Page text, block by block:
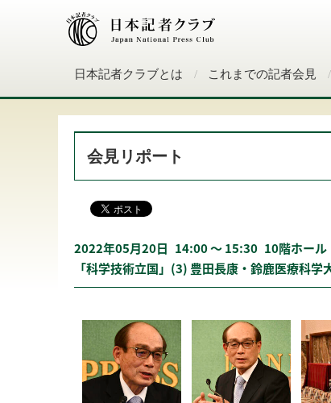
日本記者クラブとは これまでの記者会見
会見リポート
2022年05月20日 14:00 〜 15:30 10階ホール
「科学技術立国」(3) 豊田長康・鈴鹿医療科学